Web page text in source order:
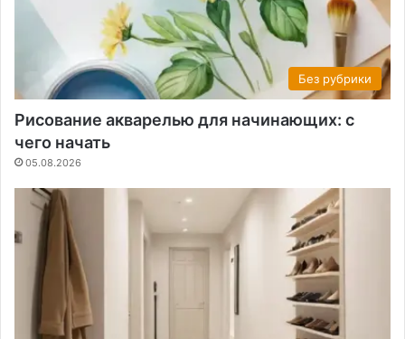
Без рубрики
Рисование акварелью для начинающих: с
чего начать
05.08.2026